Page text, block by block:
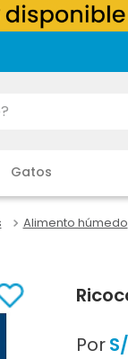
Gatos
Alimento húmedo
PorS/